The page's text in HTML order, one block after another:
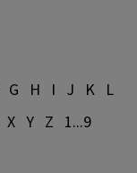
G H I J K
L
X Y Z 1...9